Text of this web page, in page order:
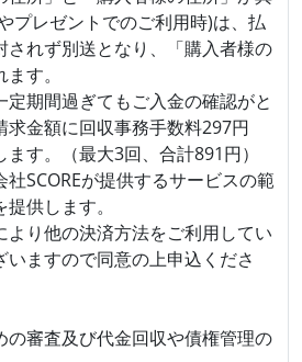
プレゼントでのご利用時)は、払
されず別送となり、「購入者様の
す。
定期間過ぎてもご入金の確認がと
求金額に回収事務手数料297円
ます。（最大3回、合計891円）
SCOREが提供するサービスの範
供します。
より他の決済方法をご利用してい
いますので同意の上申込くださ
の審査及び代金回収や債権管理の